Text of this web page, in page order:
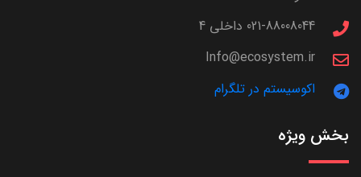
021-88008044 داخلی 4
Info@ecosystem.ir
اکوسیستم در تلگرام
بخش ویژه